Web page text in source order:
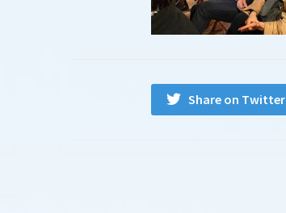
Share on Twitter